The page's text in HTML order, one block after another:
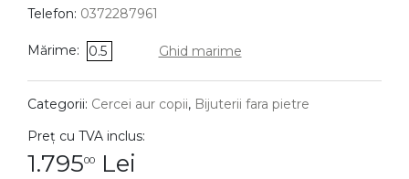
Lanturi
Pandantive
DIAMANTE Vezi toate
Cercei
Telefon: 0372287961
Mărime: 0.5 Ghid marime
Categorii: Cercei aur copii, Bijuterii fara pietre
Preț cu TVA inclus:
1.79500 Lei